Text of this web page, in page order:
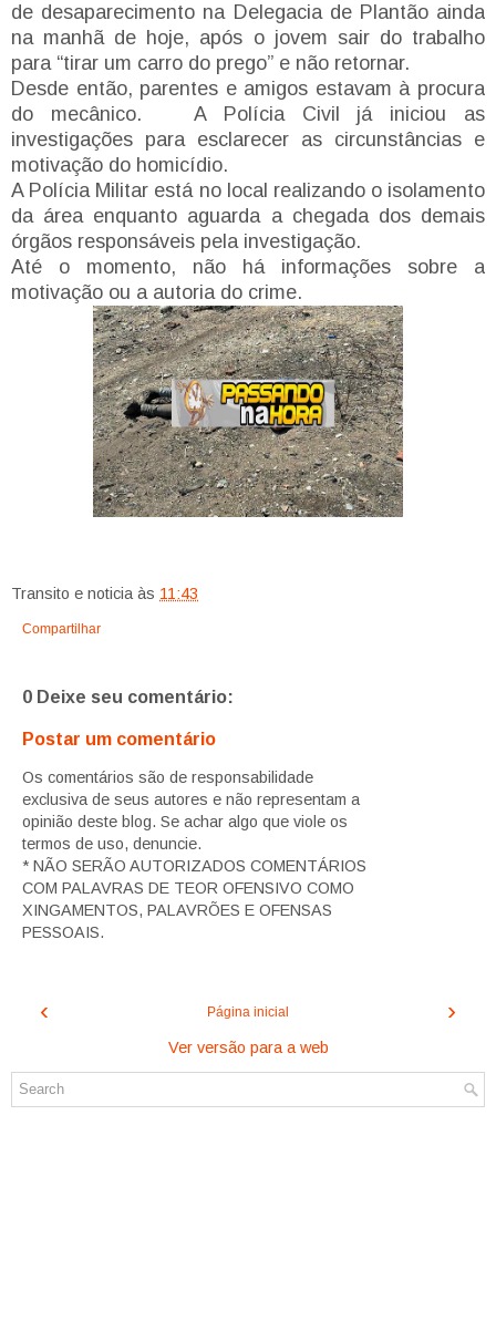
de desaparecimento na Delegacia de Plantão ainda
na manhã de hoje, após o jovem sair do trabalho
para “tirar um carro do prego” e não retornar.
Desde então, parentes e amigos estavam à procura
do mecânico. A Polícia Civil já iniciou as
investigações para esclarecer as circunstâncias e
motivação do homicídio.
A Polícia Militar está no local realizando o isolamento
da área enquanto aguarda a chegada dos demais
órgãos responsáveis pela investigação.
Até o momento, não há informações sobre a
motivação ou a autoria do crime.
Transito e noticia às 11:43
Compartilhar
0 Deixe seu comentário:
Postar um comentário
Os comentários são de responsabilidade
exclusiva de seus autores e não representam a
opinião deste blog. Se achar algo que viole os
termos de uso, denuncie.
* NÃO SERÃO AUTORIZADOS COMENTÁRIOS
COM PALAVRAS DE TEOR OFENSIVO COMO
XINGAMENTOS, PALAVRÕES E OFENSAS
PESSOAIS.
‹ ›
Página inicial
Ver versão para a web